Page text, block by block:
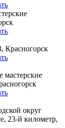
Красногорск
мастерские
округ
23-й километр,